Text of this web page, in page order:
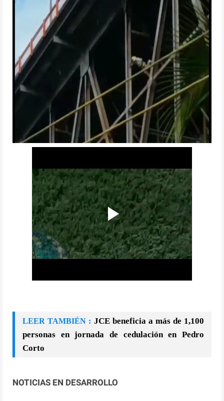
LEER TAMBIÉN : JCE beneficia a más de 1,100
personas en jornada de cedulación en Pedro
Corto
NOTICIAS EN DESARROLLO